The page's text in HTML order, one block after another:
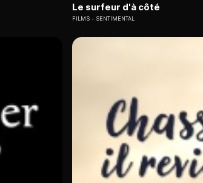
Le surfeur d'à côté
FILMS SENTIMENTAL